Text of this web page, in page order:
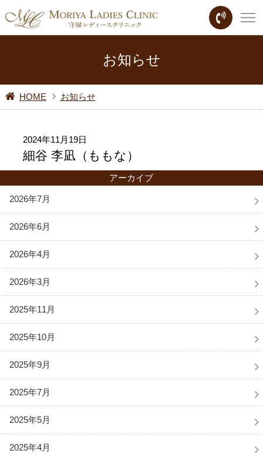
お知らせ
HOME お知らせ
2024年11月19日
細谷 李凪（ももな）
アーカイブ
2026年7月
2026年6月
2026年4月
2026年3月
2025年11月
2025年10月
2025年9月
2025年7月
2025年5月
2025年4月